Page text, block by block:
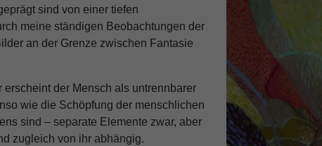
sind von einer tiefen
meine ständigen Beobachtungen der
an der Grenze zwischen Fantasie
der Mensch als untrennbarer
wie die Schöpfung der menschlichen
sind – separate Elemente zwar, aber
zugleich von ihr abhängig.